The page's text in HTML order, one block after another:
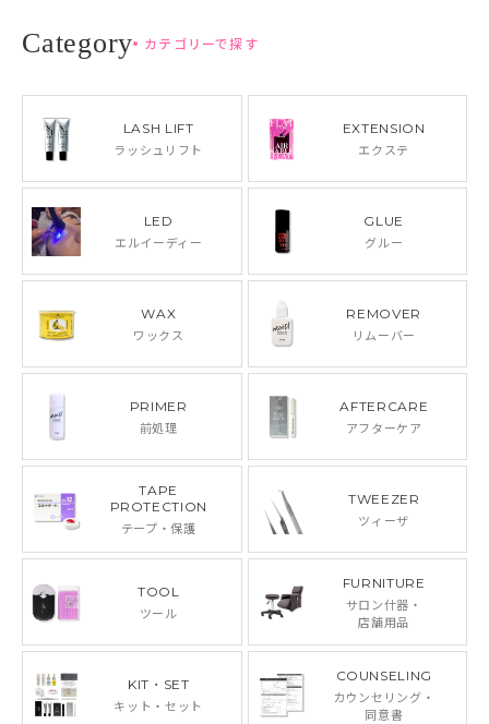
カテゴリーで探す
LASH LIFT
ラッシュリフト
EXTENSION
エクステ
LED
エルイーディー
GLUE
グルー
WAX
ワックス
REMOVER
リムーバー
PRIMER
前処理
AFTERCARE
アフターケア
TAPE
PROTECTION
テープ・保護
TWEEZER
ツィーザ
TOOL
ツール
FURNITURE
サロン什器・
店舗用品
KIT・SET
キット・セット
COUNSELING
カウンセリング・
同意書